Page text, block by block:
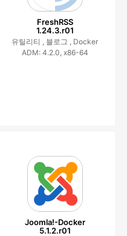
FreshRSS
1.24.3.r01
유틸리티 , 블로그 , Docker
ADM: 4.2.0, x86-64
Joomla!-Docker
5.1.2.r01